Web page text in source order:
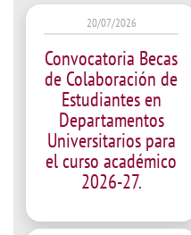
20/07/2026
Convocatoria Becas
de Colaboración de
Estudiantes en
Departamentos
Universitarios para
el curso académico
2026-27.